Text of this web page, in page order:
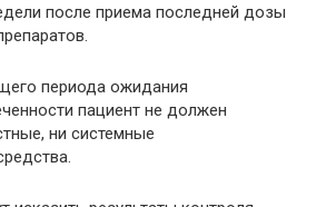
после приема последней дозы
периода ожидания
пациент не должен
ни системные